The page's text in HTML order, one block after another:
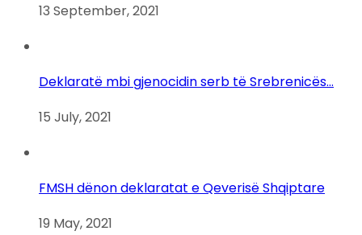
13 September, 2021
Deklaratë mbi gjenocidin serb të Srebrenicës…
15 July, 2021
FMSH dënon deklaratat e Qeverisë Shqiptare
19 May, 2021